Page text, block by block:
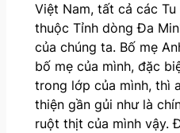
Việt Nam, tất cả các
thuộc Tỉnh dòng Đa
của chúng ta. Bố mẹ
bố mẹ của mình, đặc
trong lớp của mình, thì
thiện gần gủi như là
ruột thịt của mình vậy.